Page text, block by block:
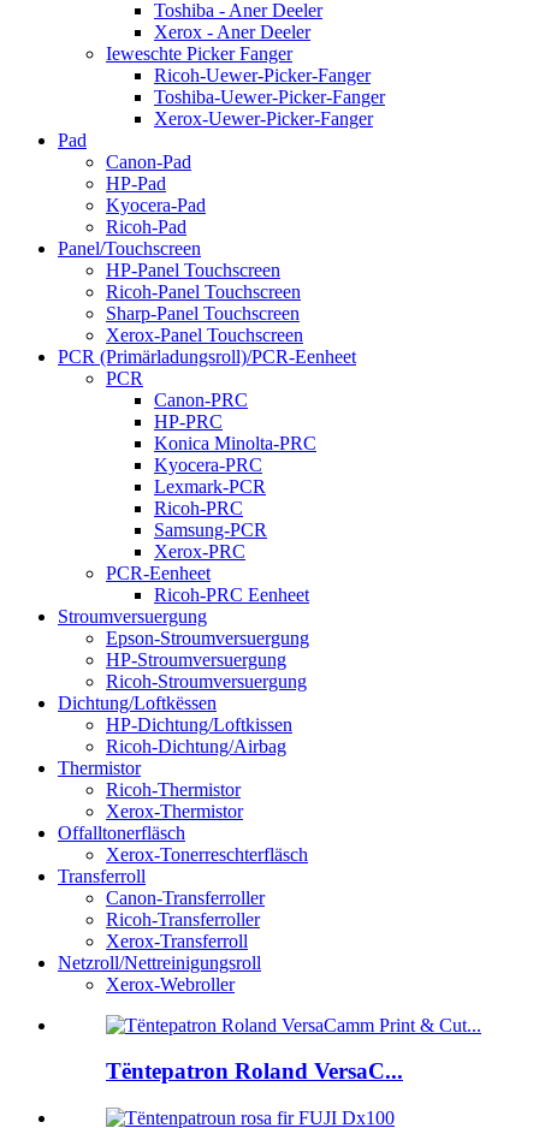
Toshiba - Aner Deeler
Xerox - Aner Deeler
Ieweschte Picker Fanger
Ricoh-Uewer-Picker-Fanger
Toshiba-Uewer-Picker-Fanger
Xerox-Uewer-Picker-Fanger
Pad
Canon-Pad
HP-Pad
Kyocera-Pad
Ricoh-Pad
Panel/Touchscreen
HP-Panel Touchscreen
Ricoh-Panel Touchscreen
Sharp-Panel Touchscreen
Xerox-Panel Touchscreen
PCR (Primärladungsroll)/PCR-Eenheet
PCR
Canon-PRC
HP-PRC
Konica Minolta-PRC
Kyocera-PRC
Lexmark-PCR
Ricoh-PRC
Samsung-PCR
Xerox-PRC
PCR-Eenheet
Ricoh-PRC Eenheet
Stroumversuergung
Epson-Stroumversuergung
HP-Stroumversuergung
Ricoh-Stroumversuergung
Dichtung/Loftkëssen
HP-Dichtung/Loftkissen
Ricoh-Dichtung/Airbag
Thermistor
Ricoh-Thermistor
Xerox-Thermistor
Offalltonerfläsch
Xerox-Tonerreschterfläsch
Transferroll
Canon-Transferroller
Ricoh-Transferroller
Xerox-Transferroll
Netzroll/Nettreinigungsroll
Xerox-Webroller
Tëntepatron Roland VersaC...